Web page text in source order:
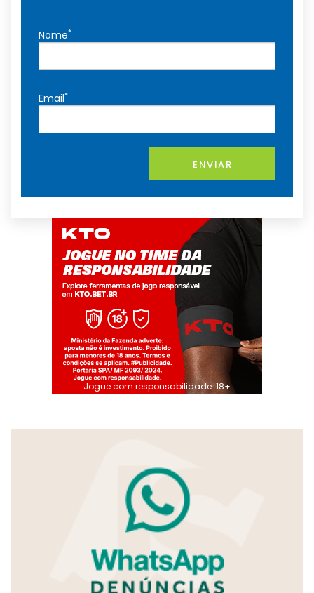
Nome*
Email*
ENVIAR
Jogue com responsabilidade. 18+